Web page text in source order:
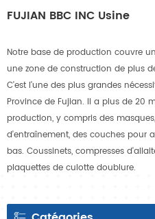
FUJIAN BBC INC Usine
Notre base de production couvre
une zone de construction de plus
C'est l'une des plus grandes
Province de Fujian. Il a plus de 20
production, y compris des
d'entraînement, des couches pour
bas. Coussinets, compresses
plaquettes de culotte doublure.